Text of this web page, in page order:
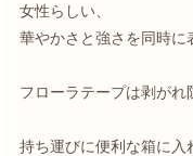
女性らしい、
華やかさと強さを同時に
フローラテープは剥がれ
持ち運びに便利な箱に入